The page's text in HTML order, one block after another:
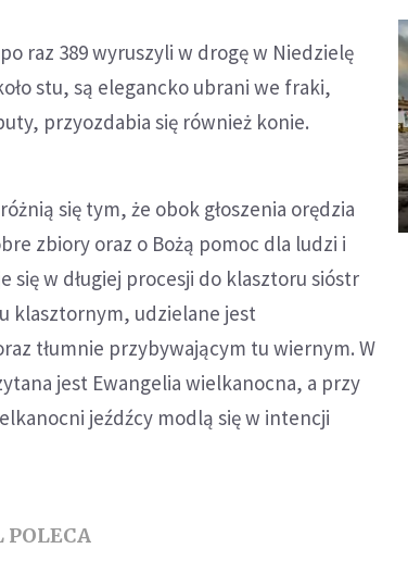
raz 389 wyruszyli w drogę w Niedzielę
stu, są elegancko ubrani we fraki,
przyozdabia się również konie.
się tym, że obok głoszenia orędzia
zbiory oraz o Bożą pomoc dla ludzi i
się w długiej procesji do klasztoru sióstr
klasztornym, udzielane jest
tłumnie przybywającym tu wiernym. W
jest Ewangelia wielkanocna, a przy
jeźdźcy modlą się w intencji
POLECA